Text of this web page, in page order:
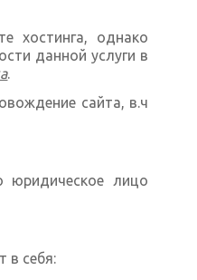
хостинга, однако
данной услуги в
.
сайта, в.ч
юридическое лицо
в себя: